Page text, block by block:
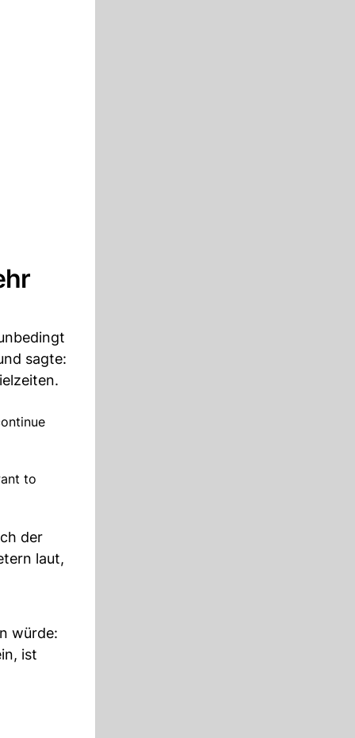
sagte:
to
der
laut,
würde:
ist